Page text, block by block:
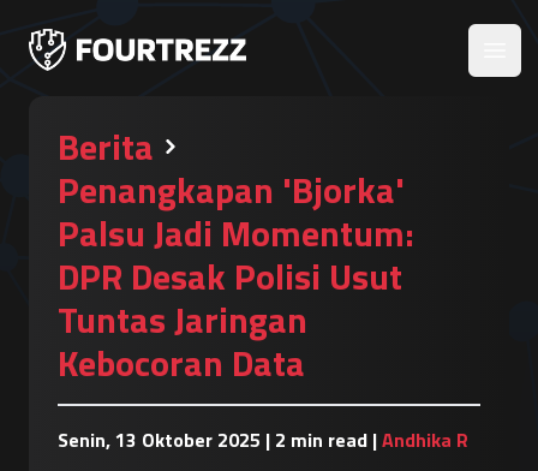
Berita
Penangkapan 'Bjorka'
Palsu Jadi Momentum:
DPR Desak Polisi Usut
Tuntas Jaringan
Kebocoran Data
Senin, 13 Oktober 2025 | 2 min read |Andhika R